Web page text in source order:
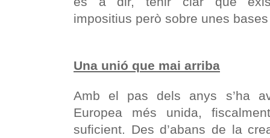
impositius però sobre unes
Una unió que mai arriba
Amb el pas dels anys s’ha
Europea més unida,
suficient. Des d’abans de la